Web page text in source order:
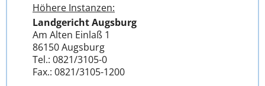
Höhere Instanzen:
Landgericht Augsburg
Am Alten Einlaß 1
86150 Augsburg
Tel.: 0821/3105-0
Fax.: 0821/3105-1200